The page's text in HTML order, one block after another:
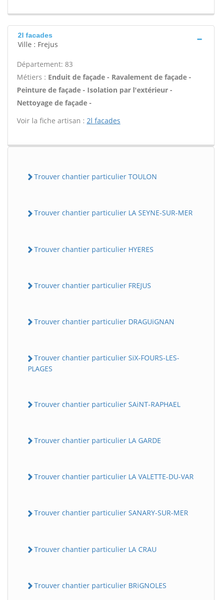
2l facades
Ville : Frejus
Département: 83
Métiers : Enduit de façade - Ravalement de façade -
Peinture de façade - Isolation par l'extérieur -
Nettoyage de façade -
Voir la fiche artisan : 2l facades
Trouver chantier particulier TOULON
Trouver chantier particulier LA SEYNE-SUR-MER
Trouver chantier particulier HYERES
Trouver chantier particulier FREJUS
Trouver chantier particulier DRAGUiGNAN
Trouver chantier particulier SiX-FOURS-LES-
PLAGES
Trouver chantier particulier SAiNT-RAPHAEL
Trouver chantier particulier LA GARDE
Trouver chantier particulier LA VALETTE-DU-VAR
Trouver chantier particulier SANARY-SUR-MER
Trouver chantier particulier LA CRAU
Trouver chantier particulier BRiGNOLES